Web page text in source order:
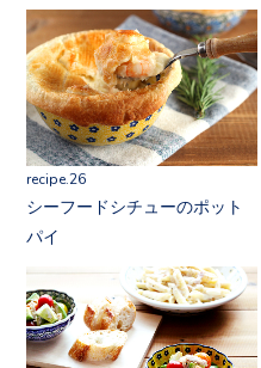
recipe.26
シーフードシチューのポット
パイ